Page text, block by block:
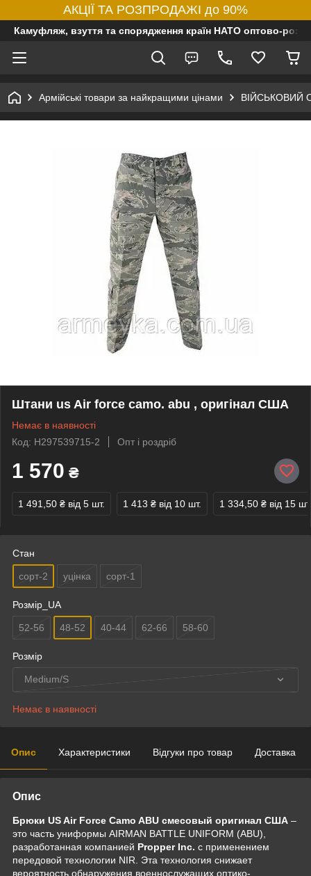
АКЦІЇ ТА РОЗПРОДАЖІ до 90%
Камуфляж, взуття та спорядження країн НАТО оптово-
Армійські товари за найкращими цінами ВІЙСЬКОВИЙ
Штани us Air force camo. abu , оригінал США
Немає в наявності
Код: H297539715-2
Опт і роздріб
1 570 ₴
1 491,50 ₴ від 5 шт. 1 413 ₴ від 10 шт. 1 334,50 ₴ від 15 шт.
Стан
сорт-2 уцінка сорт-1
Розмір_UA
52-56 48-52 40-44 62-66 58-60
Розмір
Medium/S
Немає в наявності
Опис Характеристики Відгуки про товар Доставка
Опис
Брюки US Air Force Camo ABU смесовый оригинал США –
это часть униформы AIRMAN BATTLE UNIFORM (ABU),
разработанная компанией Propper Inc. с применением
передовой технологии NIR. Эта технология снижает
вероятность обнаружения военнослужащих оптико-